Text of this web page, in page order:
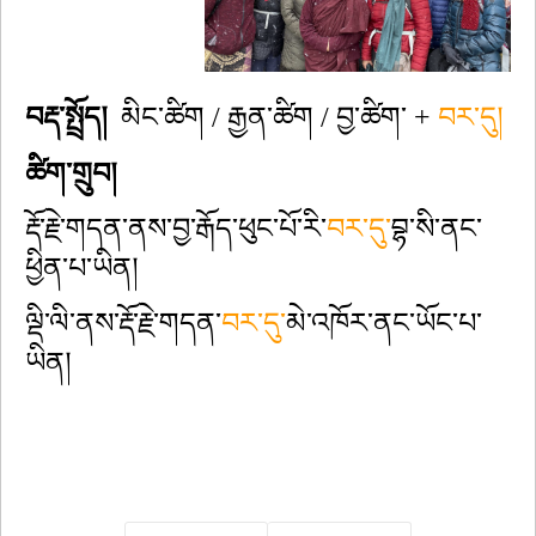
བརྡ་སྤྲོད། མིང་ཚིག / རྒྱན་ཚིག / བྱ་ཚིག་ + བར་དུ།
ཚིག་གྲུབ།
རྡོ་རྗེ་གདན་ནས་བྱ་རྒོད་ཕུང་པོ་རི་བར་དུ་བྷ་སི་ནང་
ཕྱིན་པ་ཡིན།
ལྡི་ལི་ནས་རྡོ་རྗེ་གདན་བར་དུ་མེ་འཁོར་ནང་ཡོང་པ་
ཡིན།